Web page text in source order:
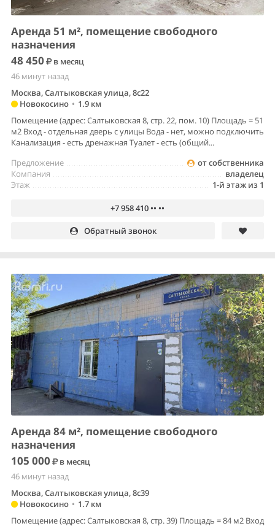
Аренда 51 м², помещение свободного
назначения
48 450
в месяц
46 минут назад
Москва, Салтыковская улица, 8с22
Новокосино • 1.9 км
Помещение (адрес: Салтыковская 8, стр. 22, пом. 10) Площадь = 51
м2 Вход - отдельная дверь с улицы Вода - нет, можно подключить
Канализация - есть дренажная Туалет - есть (общий...
от собственника
Предложение
владелец
Компания
1-й этаж из 1
Этаж
+7 958 410 •• ••
Обратный звонок
Аренда 84 м², помещение свободного
назначения
105 000
в месяц
46 минут назад
Москва, Салтыковская улица, 8с39
Новокосино • 1.7 км
Помещение (адрес: Салтыковская 8, стр. 39) Площадь = 84 м2 Вход